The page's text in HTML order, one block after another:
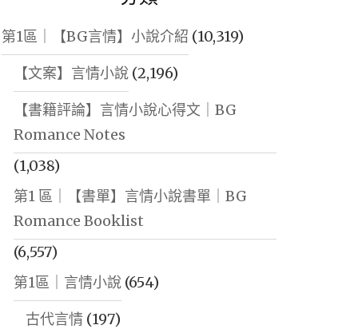
第1區｜【BG言情】小說介紹 (10,319)
【文案】言情小說(2,196)
【書籍評論】言情小說心得文｜BG
Romance Notes
(1,038)
第1 區｜【書單】言情小說書單｜BG
Romance Booklist
(6,557)
第1區｜言情小說(654)
古代言情(197)